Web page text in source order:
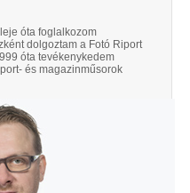
óta foglalkozom
dolgoztam a Fotó Riport
óta tevékenykedem
és magazinműsorok